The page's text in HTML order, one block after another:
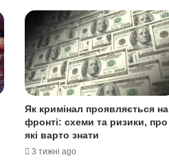
Як кримінал проявляється на
фронті: схеми та ризики, про
які варто знати
3 тижні ago